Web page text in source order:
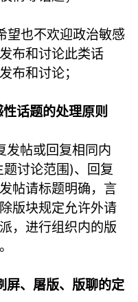
望也不欢迎政治敏感
布和讨论此类话
布和讨论；
话题的处理原则
发帖或回复相同内
讨论范围)、回复
帖请标题明确，言
版块规定允许外请
，进行组织内的版
屏、屠版、版聊的定